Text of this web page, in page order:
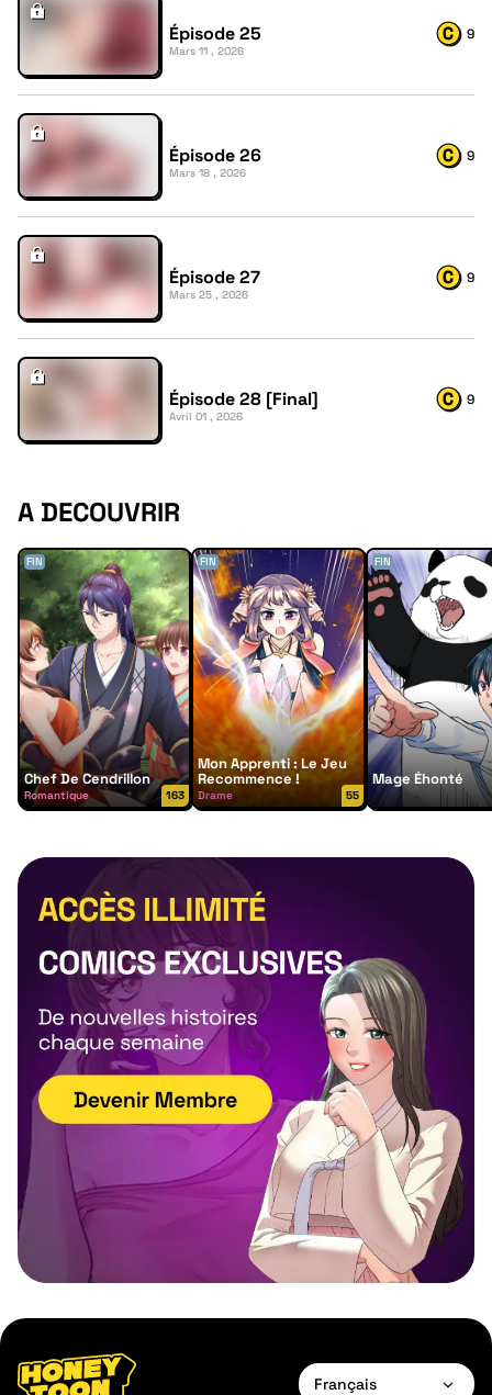
Épisode 25
Mars 11 , 2026
9
Épisode 26
Mars 18 , 2026
9
Épisode 27
Mars 25 , 2026
9
Épisode 28 [Final]
Avril 01 , 2026
9
A DECOUVRIR
FIN
Chef De Cendrillon
Romantique 163
FIN
Mon Apprenti : Le Jeu
Recommence !
Drame 55
FIN
Mage Éhonté
Français